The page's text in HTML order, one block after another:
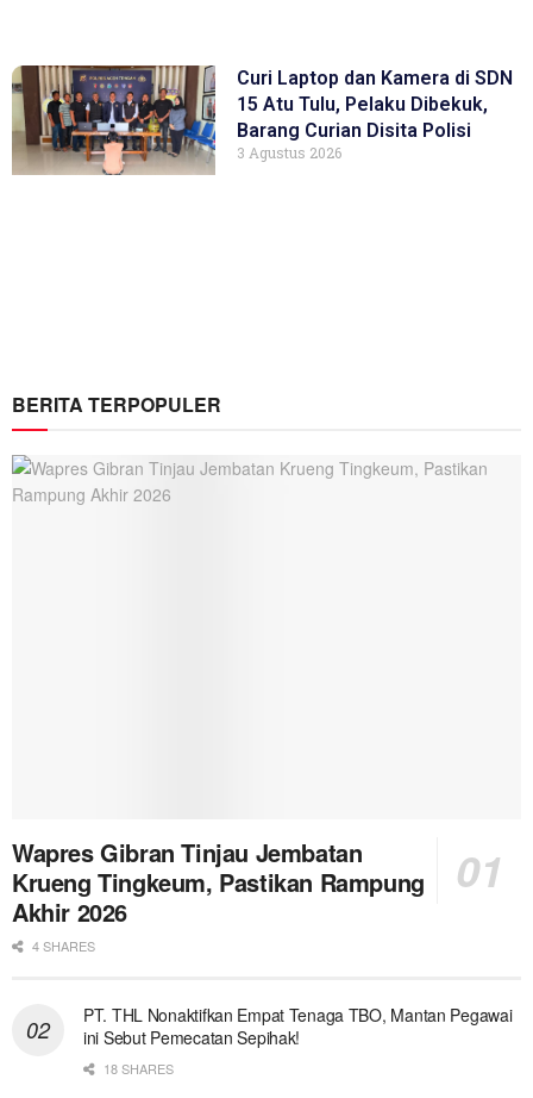
Curi Laptop dan Kamera di SDN
15 Atu Tulu, Pelaku Dibekuk,
Barang Curian Disita Polisi
3 Agustus 2026
BERITA TERPOPULER
Wapres Gibran Tinjau Jembatan
Krueng Tingkeum, Pastikan Rampung
Akhir 2026
4 SHARES
PT. THL Nonaktifkan Empat Tenaga TBO, Mantan Pegawai
ini Sebut Pemecatan Sepihak!
18 SHARES